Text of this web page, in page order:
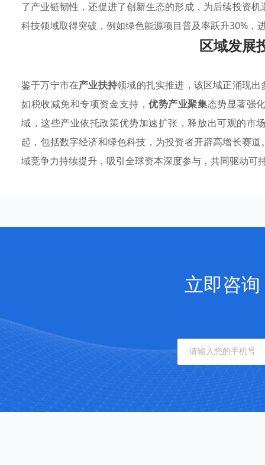
了产业链韧性，还促进了创新生态的形成，为后续投资
科技领域取得突破，例如绿色能源项目普及率跃升30%，
区域发展
鉴于万宁市在产业扶持领域的扎实推进，该区域正涌现
如税收减免和专项资金支持，优势产业聚集态势显著强
域，这些产业依托政策优势加速扩张，释放出可观的市
起，包括数字经济和绿色科技，为投资者开辟高增长赛道
域竞争力持续提升，吸引全球资本深度参与，共同驱动可
立即咨